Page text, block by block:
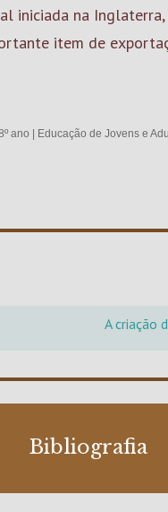
iniciada na
item de
ano Educação de Jovens e
A criação
Bibliografia